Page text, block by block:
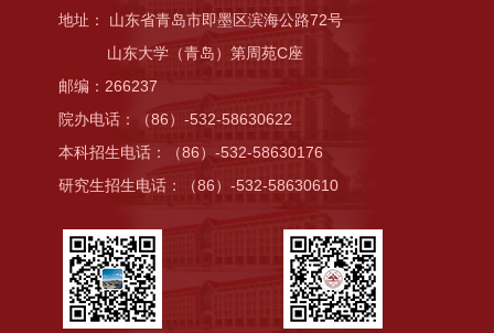
地址： 山东省青岛市即墨区滨海公路72号
山东大学（青岛）第周苑C座
邮编：266237
院办电话：（86）-532-58630622
本科招生电话：（86）-532-58630176
研究生招生电话：（86）-532-58630610